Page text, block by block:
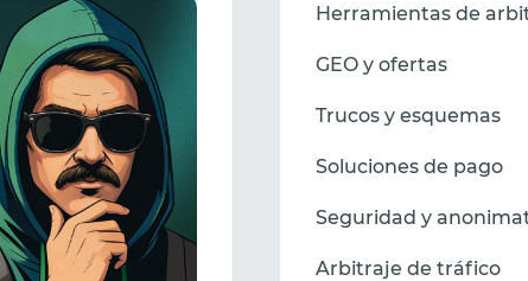
Herramientas de
GEO y ofertas
Trucos y esquemas
Soluciones de pago
Seguridad y
Arbitraje de tráfico